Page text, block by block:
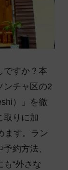
ですか？本
ンチャ区の2
）」を徹
取りに加
ます。ラン
約方法、
“外さな